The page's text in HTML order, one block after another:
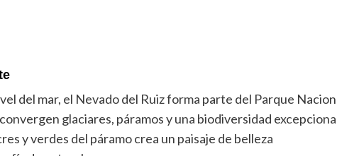
del mar, el Nevado del Ruiz forma parte del Parque
glaciares, páramos y una biodiversidad
y verdes del páramo crea un paisaje de belleza